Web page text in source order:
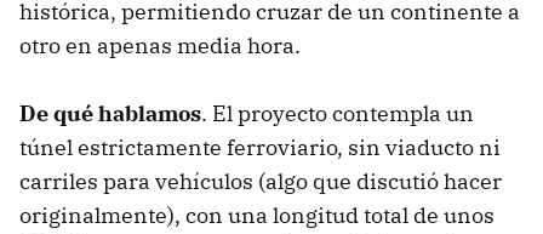
histórica, permitiendo cruzar de un continente a
otro en apenas media hora.
De qué hablamos. El proyecto contempla un
túnel estrictamente ferroviario, sin viaducto ni
carriles para vehículos (algo que discutió hacer
originalmente), con una longitud total de unos